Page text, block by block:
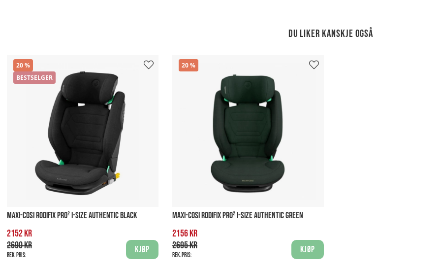
Du liker kanskje også
20
BESTSELGER
MAXI-COSI RODIFIX PRO² I-SIZE AUTHENTIC BLACK
2152 kr
2690 kr
Rek. pris:
Kjøp
20
MAXI-COSI RODIFIX PRO² I-SIZE AUTHENTIC GREEN
2156 kr
2695 kr
Rek. pris:
Kjøp